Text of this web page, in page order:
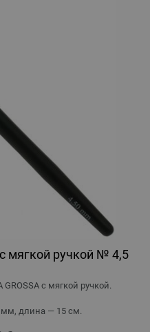
мягкой ручкой № 4,5
с мягкой ручкой.
длина — 15 см.